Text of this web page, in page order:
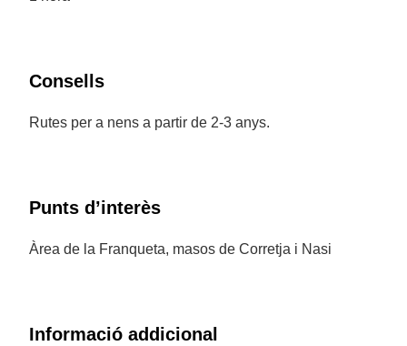
Consells
Rutes per a nens a partir de 2-3 anys.
Punts d’interès
Àrea de la Franqueta, masos de Corretja i Nasi
Informació addicional